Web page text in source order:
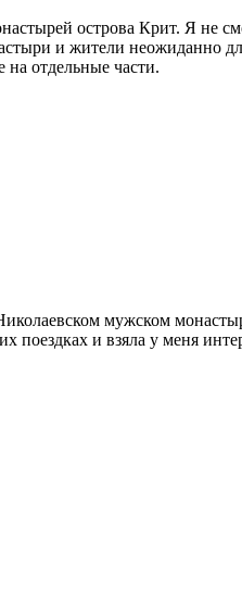
острова Крит. Я не
и жители неожиданно
отдельные части.
мужском
поездках и взяла у меня